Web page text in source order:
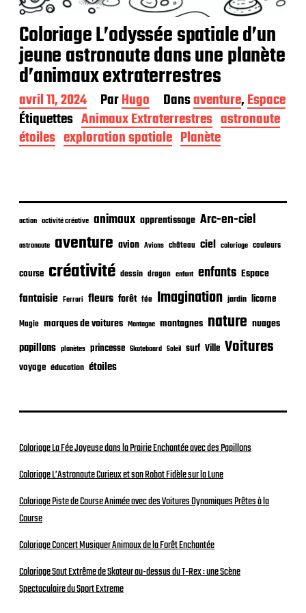
Coloriage L’odyssée spatiale d’un
jeune astronaute dans une planète
d’animaux extraterrestres
D
a
t
e
u
b
l
c
t
i
o
n
avril 11, 2024 ParHugo Dansaventure,Espace
Étiquettes Animaux Extraterrestres astronaute
étoiles exploration spatiale Planète
action activité créative animaux apprentissage Arc-en-ciel
astronaute aventure avion Avions château ciel coloriage couleurs
course créativité dessin dragon enfant enfants Espace
fantaisie Ferrari fleurs forêt fée Imagination jardin licorne
Magie marques de voitures Montagne montagnes nature nuages
papillons planètes princesse Skateboard Soleil surf Ville Voitures
voyage éducation étoiles
Coloriage La Fée Joyeuse dans la Prairie Enchantée avec des Papillons
Coloriage L’Astronaute Curieux et son Robot Fidèle sur la Lune
Coloriage Piste de Course Animée avec des Voitures Dynamiques Prêtes à la
Course
Coloriage Concert Musiquer Animaux de la Forêt Enchantée
Coloriage Saut Extrême de Skateur au-dessus du T-Rex : une Scène
Spectaculaire du Sport Extreme